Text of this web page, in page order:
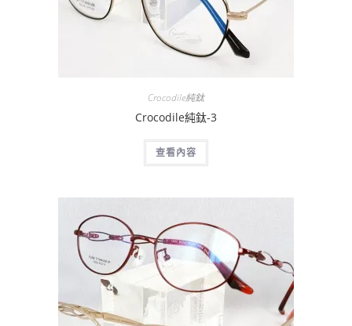
Crocodile純鈦
Crocodile純鈦-3
查看內容